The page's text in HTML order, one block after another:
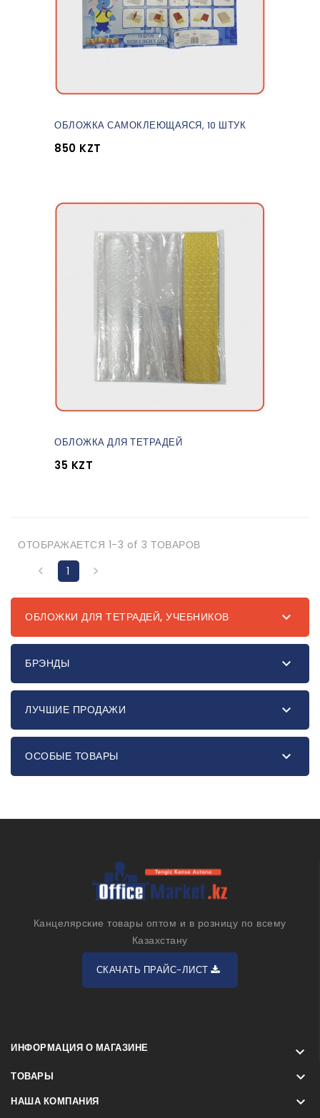
ОБЛОЖКА САМОКЛЕЮЩАЯСЯ, 10 ШТУК
850 KZT
ОБЛОЖКА ДЛЯ ТЕТРАДЕЙ
35 KZT
ОТОБРАЖАЕТСЯ 1-3 of 3 ТОВАРОВ

1 
ОБЛОЖКИ ДЛЯ ТЕТРАДЕЙ, УЧЕБНИКОВ 
БРЭНДЫ 
ЛУЧШИЕ ПРОДАЖИ 
ОСОБЫЕ ТОВАРЫ 
Канцелярские товары оптом и в розницу по всему
Казахстану
СКАЧАТЬ ПРАЙС-ЛИСТ
ИНФОРМАЦИЯ О МАГАЗИНЕ 
ТОВАРЫ 
НАША КОМПАНИЯ 